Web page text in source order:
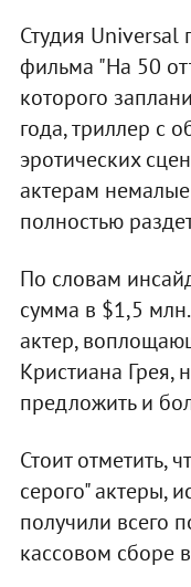
Студия Universal
фильма "На 50
которого
года, триллер с
эротических
актерам
полностью
По словам
сумма в $1,5
актер,
Кристиана Грея,
предложить и
Стоит отметить,
серого" актеры,
получили всего
кассовом сборе